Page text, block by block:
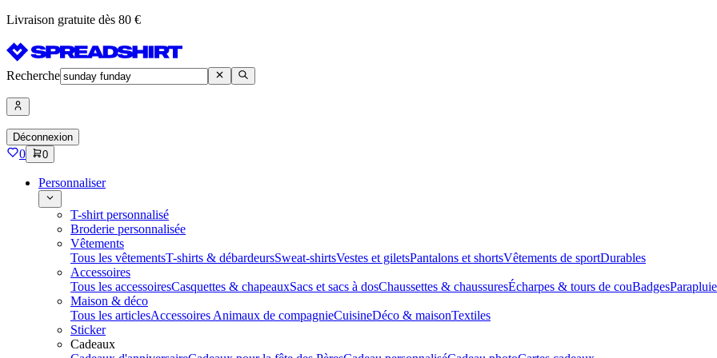
Livraison gratuite dès 80 €
Recherche
Déconnexion
0 0
Personnaliser
T-shirt personnalisé
Broderie personnalisée
Vêtements
Tous les vêtementsT-shirts & débardeursSweat-shirtsVestes et giletsPantalons et shortsVêtements de sportDurables
Accessoires
Tous les accessoiresCasquettes & chapeauxSacs et sacs à dosChaussettes & chaussuresÉcharpes & tours de couBadges
Maison & déco
Tous les articlesAccessoires Animaux de compagnieCuisineDéco & maisonTextiles
Sticker
Cadeaux